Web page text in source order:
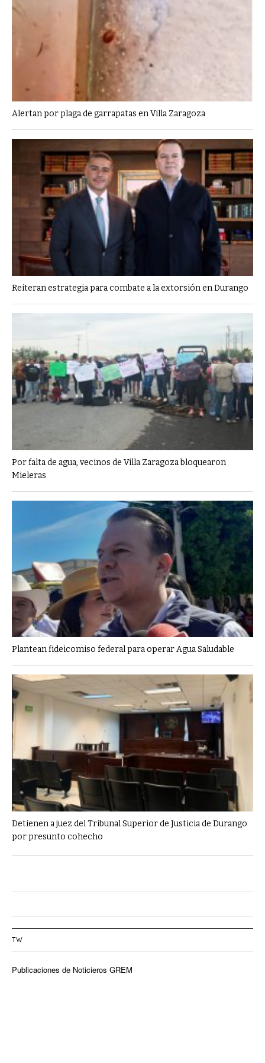
Alertan por plaga de garrapatas en Villa Zaragoza
Reiteran estrategia para combate a la extorsión en Durango
Por falta de agua, vecinos de Villa Zaragoza bloquearon
Mieleras
Plantean fideicomiso federal para operar Agua Saludable
Detienen a juez del Tribunal Superior de Justicia de Durango
por presunto cohecho
TW
Publicaciones de Noticieros GREM